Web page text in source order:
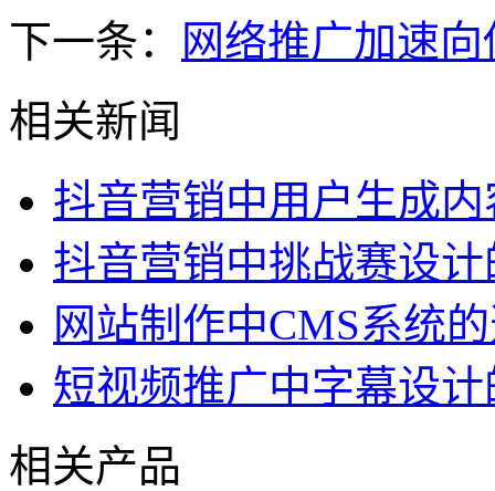
下一条：
网络推广加速
相关新闻
抖音营销中用户生成
抖音营销中挑战赛设
网站制作中CMS系统
短视频推广中字幕设
相关产品